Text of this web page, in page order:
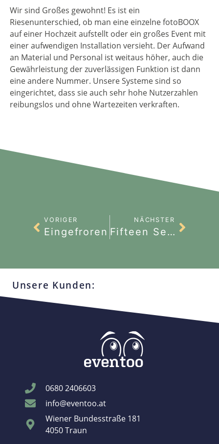
Wir sind Großes gewohnt! Es ist ein
Riesenunterschied, ob man eine einzelne fotoBOOX
auf einer Hochzeit aufstellt oder ein großes Event mit
einer aufwendigen Installation versieht. Der Aufwand
an Material und Personal ist weitaus höher, auch die
Gewährleistung der zuverlässigen Funktion ist dann
eine andere Nummer. Unsere Systeme sind so
eingerichtet, dass sie auch sehr hohe Nutzerzahlen
reibungslos und ohne Wartezeiten verkraften.
VORIGER
Eingefroren
NÄCHSTER
Fifteen Seconds 2022
Unsere Kunden:
0680 2406603
info@eventoo.at
Wiener Bundesstraße 181
4050 Traun